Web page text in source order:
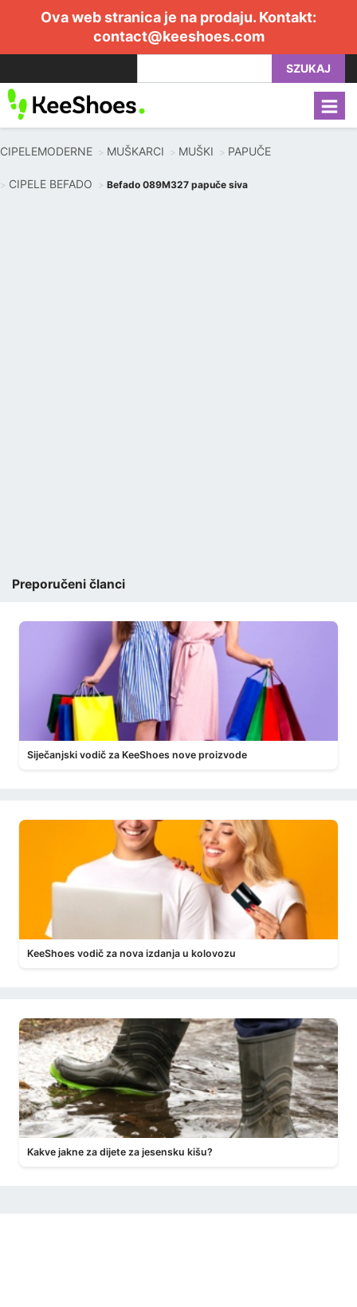
Ova web stranica je na prodaju. Kontakt:
contact@keeshoes.com
SZUKAJ
CIPELEMODERNE MUŠKARCI MUŠKI PAPUČE
CIPELE BEFADO Befado 089M327 papuče siva
Preporučeni članci
Siječanjski vodič za KeeShoes nove proizvode
KeeShoes vodič za nova izdanja u kolovozu
Kakve jakne za dijete za jesensku kišu?